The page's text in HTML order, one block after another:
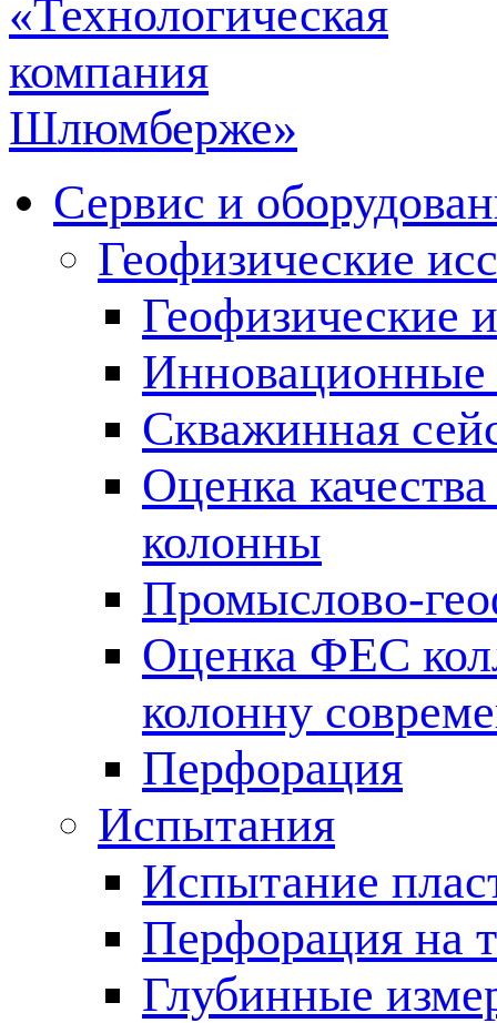
Сервис и
Геофизические
Геофизические
Инновационные
Скважинная
Оценка
колонны
Промыслово-
Оценка ФЕС
колонну
Перфорация
Испытания
Испытание
Перфорация на
Глубинные